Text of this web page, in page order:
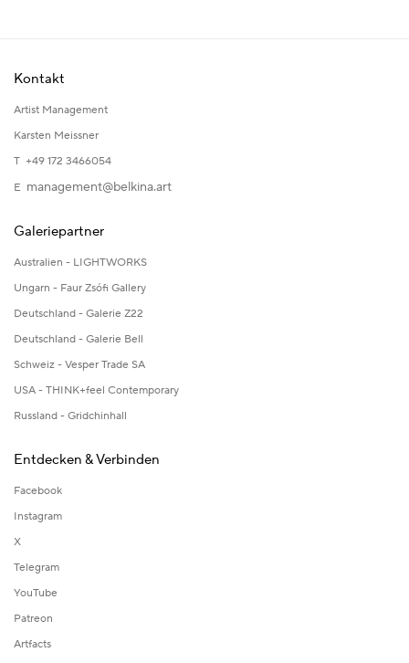
Kontakt
Artist Management
Karsten Meissner
T +49 172 3466054
E management@belkina.art
Galeriepartner
Australien - LIGHTWORKS
Ungarn - Faur Zsófi Gallery
Deutschland - Galerie Z22
Deutschland - Galerie Bell
Schweiz - Vesper Trade SA
USA - THINK+feel Contemporary
Russland - Gridchinhall
Entdecken & Verbinden
Facebook
Instagram
X
Telegram
YouTube
Patreon
Artfacts